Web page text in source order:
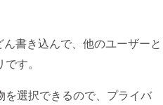
書き込んで、他のユーザーと
す。
選択できるので、プライバ